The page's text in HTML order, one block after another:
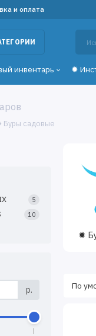
и оплата
инвентарь ✹
Буры садовые
5
10
р.
✹